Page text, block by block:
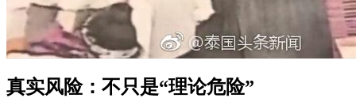
真实风险：不只是“理论危险”